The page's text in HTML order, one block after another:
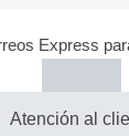
Express
Atención al